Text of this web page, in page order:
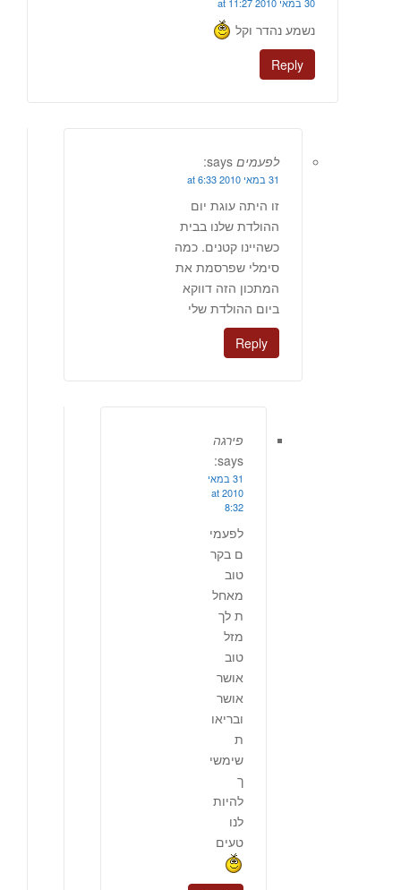
נשמע נהדר וקל
Reply
לפעמים says:
31 במאי 2010 at 6:33
זו היתה עוגת יום
ההולדת שלנו בבית
כשהיינו קטנים. כמה
סימלי שפרסמת את
המתכון הזה דווקא
ביום ההולדת שלי
Reply
פירגה
says:
31 במאי
2010 at
8:32
לפעמי
ם בקר
טוב
מאחל
ת לך
מזל
טוב
אושר
אושר
ובריאו
ת
שימשי
ך
להיות
לנו
טעים